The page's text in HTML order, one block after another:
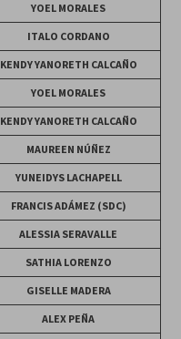
YOEL MORALES
ITALO CORDANO
KENDY YANORETH CALCAÑO
YOEL MORALES
KENDY YANORETH CALCAÑO
MAUREEN NÚÑEZ
YUNEIDYS LACHAPELL
FRANCIS ADÁMEZ (SDC)
ALESSIA SERAVALLE
SATHIA LORENZO
GISELLE MADERA
ALEX PEÑA